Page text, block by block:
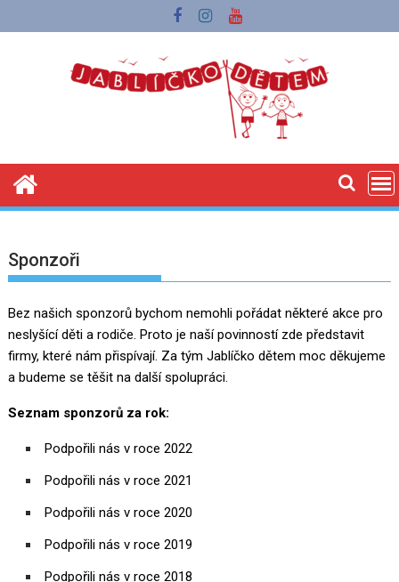
to
Sponzoři
Bez našich sponzorů bychom nemohli pořádat některé akce pro
neslyšící děti a rodiče. Proto je naší povinností zde představit
firmy, které nám přispívají. Za tým Jablíčko dětem moc děkujeme
a budeme se těšit na další spolupráci.
Seznam sponzorů za rok:
Podpořili nás v roce 2022
Podpořili nás v roce 2021
Podpořili nás v roce 2020
Podpořili nás v roce 2019
Podpořili nás v roce 2018